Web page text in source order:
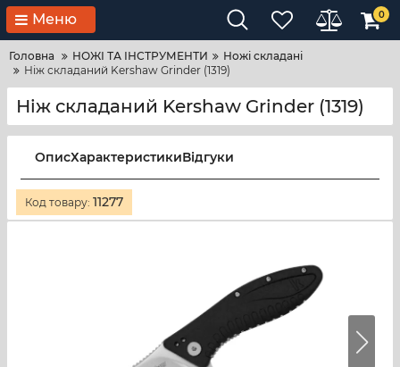
Меню 0
Головна НОЖІ ТА ІНСТРУМЕНТИ
Ножі складані
Ніж складаний Kershaw Grinder (1319)
Ніж складаний Kershaw Grinder (1319)
ОписХарактеристикиВідгуки
Код товару: 11277